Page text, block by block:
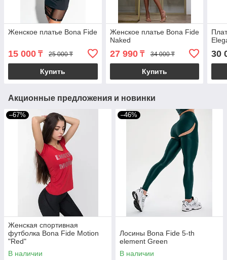
Женское платье Bona Fide
15 000 ₸ 25 000 ₸
Купить
Женское платье Bona Fide
Naked
27 990₸ 34 000 ₸
Купить
30
Акционные предложения и новинки
–67%
Женская спортивная
футболка Bona Fide Motion
"Red"
В наличии
–46%
Лосины Bona Fide 5-th
element Green
В наличии